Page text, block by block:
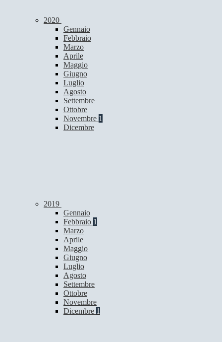
2020
Gennaio
Febbraio
Marzo
Aprile
Maggio
Giugno
Luglio
Agosto
Settembre
Ottobre
Novembre 1
Dicembre
2019
Gennaio
Febbraio 1
Marzo
Aprile
Maggio
Giugno
Luglio
Agosto
Settembre
Ottobre
Novembre
Dicembre 1